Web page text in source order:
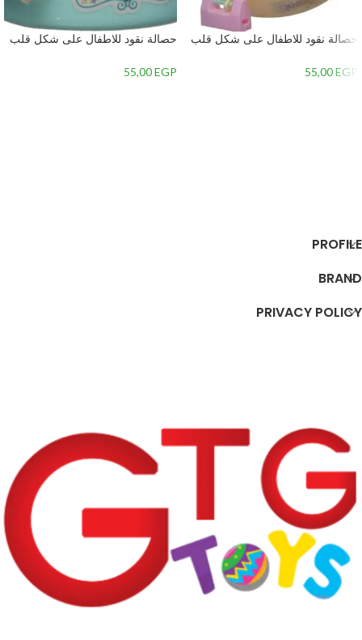
حصالة نقود للاطفال على شكل قلب
55,00EGP
حصالة نقود للاطفال على شكل قلب
55,00EGP
PROFILE
BRAND
PRIVACY POLICY